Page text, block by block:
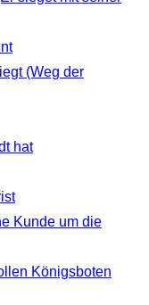
(Weg der
hat
Kunde um die
Königsboten